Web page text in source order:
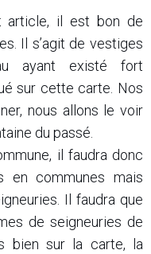
article, il est bon de
Il s’agit de vestiges
ayant existé fort
sur cette carte. Nos
nous allons le voir
du passé.
il faudra donc
en communes mais
Il faudra que
de seigneuries de
bien sur la carte, la